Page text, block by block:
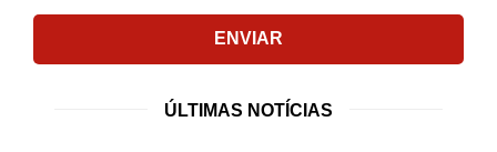
ENVIAR
ÚLTIMAS NOTÍCIAS